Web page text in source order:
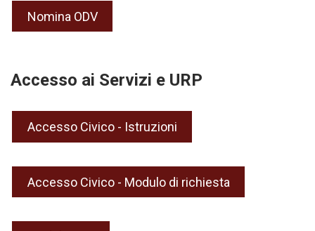
Nomina ODV
Accesso ai Servizi e URP
Accesso Civico - Istruzioni
Accesso Civico - Modulo di richiesta